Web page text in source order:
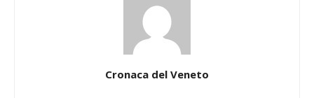
Cronaca del Veneto